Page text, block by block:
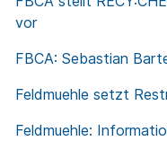
vor
FBCA: Sebastian
Feldmuehle setzt
Feldmuehle: